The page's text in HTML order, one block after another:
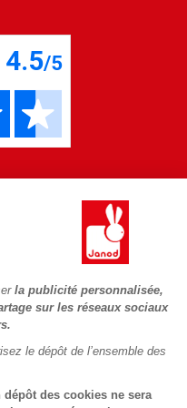
la publicité personnalisée,
sur les réseaux sociaux
le dépôt de l’ensemble des
des cookies ne sera
réservés - CGV-Mentions